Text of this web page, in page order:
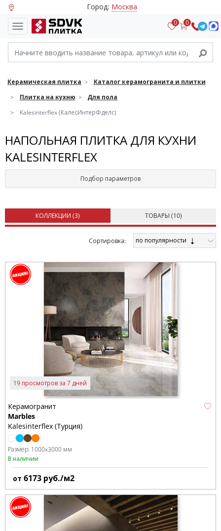
Город: Москва
0 0
Керамическая плитка
Каталог керамогранита и плитки
Плитка на кухню
Для пола
Kalesinterflex (КалесИнтерФделс)
НАПОЛЬНАЯ ПЛИТКА ДЛЯ КУХНИ
KALESINTERFLEX
Подбор параметров
КОЛЛЕКЦИИ (3) ТОВАРЫ (10)
Cортировка: по популярности
19 просмотров за 7 дней
Керамогранит
Marbles
Kalesinterflex (Турция)
Размер: 1000x3000 мм
В наличии
от 6173 руб./м2